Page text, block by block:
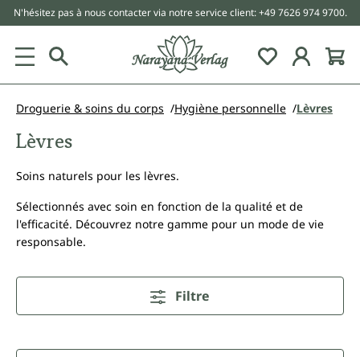
principal
N'hésitez pas à nous contacter via notre service client: +49 7626 974 9700.
Droguerie & soins du corps Hygiène personnelle Lèvres
Lèvres
Soins naturels pour les lèvres.
Sélectionnés avec soin en fonction de la qualité et de
l'efficacité. Découvrez notre gamme pour un mode de vie
responsable.
Filtre